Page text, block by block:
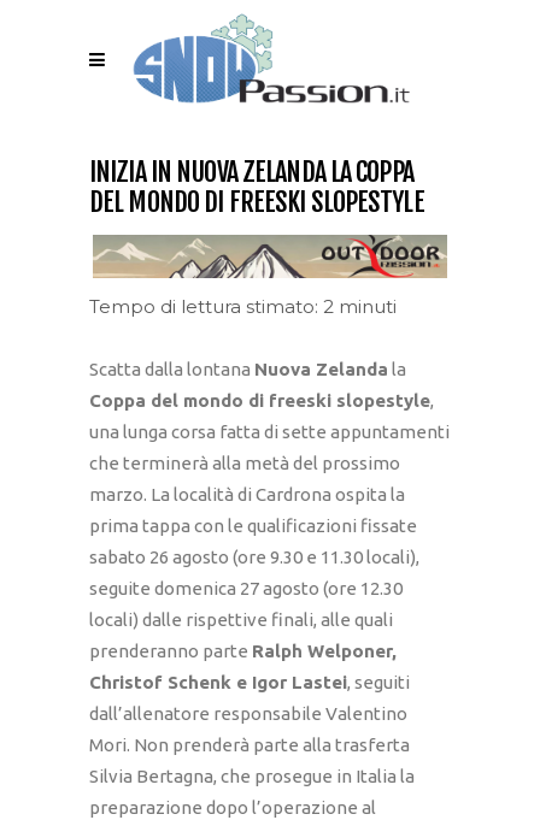
INIZIA IN NUOVA ZELANDA LA COPPA
DEL MONDO DI FREESKI SLOPESTYLE
Tempo di lettura stimato: 2 minuti
Scatta dalla lontana Nuova Zelanda la
Coppa del mondo di freeski slopestyle,
una lunga corsa fatta di sette appuntamenti
che terminerà alla metà del prossimo
marzo. La località di Cardrona ospita la
prima tappa con le qualificazioni fissate
sabato 26 agosto (ore 9.30 e 11.30 locali),
seguite domenica 27 agosto (ore 12.30
locali) dalle rispettive finali, alle quali
prenderanno parte Ralph Welponer,
Christof Schenk e Igor Lastei, seguiti
dall’allenatore responsabile Valentino
Mori. Non prenderà parte alla trasferta
Silvia Bertagna, che prosegue in Italia la
preparazione dopo l’operazione al